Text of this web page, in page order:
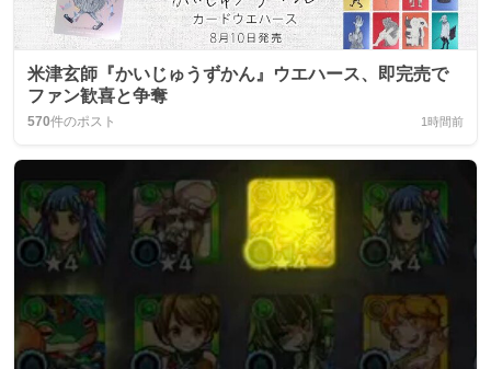
米津玄師『かいじゅうずかん』ウエハース、即完売で
ファン歓喜と争奪
570件のポスト 1時間前